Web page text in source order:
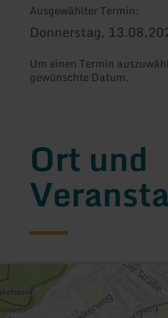
Ausgewählter Termin:
Donnerstag,
Um einen Termin
gewünschte Datum.
Ort und